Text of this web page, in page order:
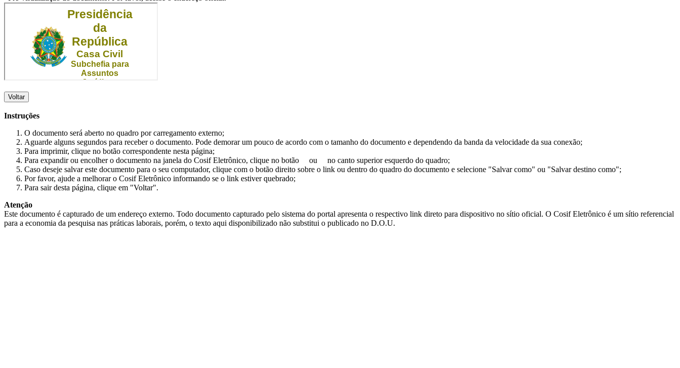
Voltar
Instruções
O documento será aberto no quadro por carregamento externo;
Aguarde alguns segundos para receber o documento. Pode demorar um pouco de acordo com o tamanho do documento e dependendo da banda da velocidade da sua conexão;
Para imprimir, clique no botão correspondente nesta página;
Para expandir ou encolher o documento na janela do Cosif Eletrônico, clique no botão
ou
no canto superior esquerdo do quadro;
Caso deseje salvar este documento para o seu computador, clique com o botão direito sobre o link ou dentro do quadro do documento e selecione "Salvar como" ou "Salvar destino como";
Por favor, ajude a melhorar o Cosif Eletrônico informando se o link estiver quebrado;
Para sair desta página, clique em "Voltar".
Atenção
Este documento é capturado de um endereço externo. Todo documento capturado pelo sistema do portal apresenta o respectivo link direto para dispositivo no sítio oficial. O Cosif Eletrônico é um sítio referencial
para a economia da pesquisa nas práticas laborais, porém, o texto aqui disponibilizado não substitui o publicado no D.O.U.